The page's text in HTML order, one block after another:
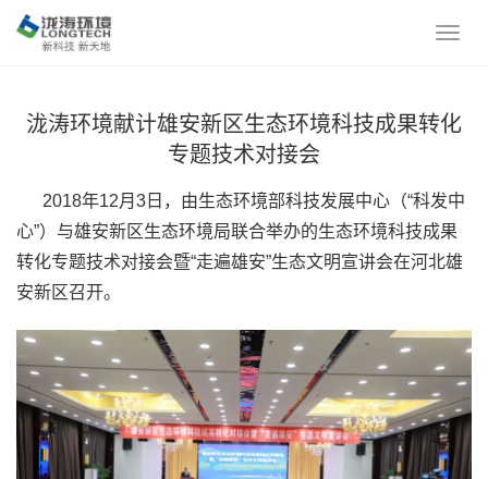
泷涛环境献计雄安新区生态环境科技成果转化
专题技术对接会
2018年12月3日，由生态环境部科技发展中心（“科发中
心”）与雄安新区生态环境局联合举办的生态环境科技成果
转化专题技术对接会暨“走遍雄安”生态文明宣讲会在河北雄
安新区召开。